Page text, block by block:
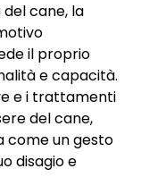
cane, la
il proprio
e capacità.
e i trattamenti
del cane,
come un gesto
disagio e